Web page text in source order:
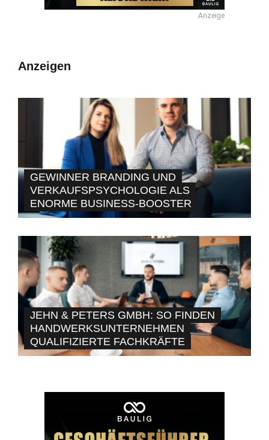
Anzeige
Anzeigen
GEWINNER BRANDING UND
VERKAUFSPSYCHOLOGIE ALS
ENORME BUSINESS-BOOSTER
JEHN & PETERS GMBH: SO FINDEN
HANDWERKSUNTERNEHMEN
QUALIFIZIERTE FACHKRÄFTE